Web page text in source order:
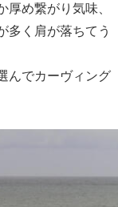
厚め繋がり気味、
多く肩が落ちてう
んでカーヴィング